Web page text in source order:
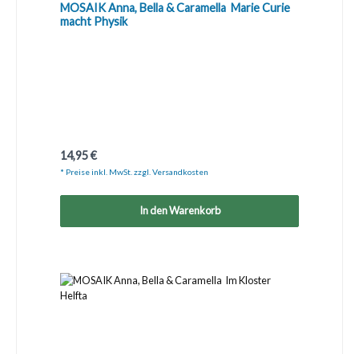
MOSAIK Anna, Bella & Caramella  Marie Curie
macht Physik
Regulärer Preis:
14,95 €
* Preise inkl. MwSt. zzgl. Versandkosten
In den Warenkorb